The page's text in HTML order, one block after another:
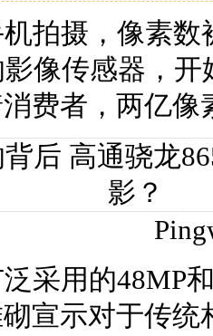
拍摄，像素数
像传感器，
消费者，两亿
采用的48MP
宣示对于传